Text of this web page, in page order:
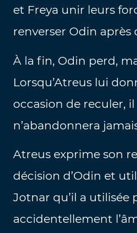
et Freya unir leurs
renverser Odin après
À la fin, Odin perd,
Lorsqu’Atreus lui
occasion de reculer, il
n’abandonnera
Atreus exprime son
décision d’Odin et
Jotnar qu’il a
accidentellement